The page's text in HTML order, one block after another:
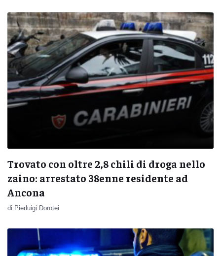
Trovato con oltre 2,8 chili di droga nello
zaino: arrestato 38enne residente ad
Ancona
di Pierluigi Dorotei